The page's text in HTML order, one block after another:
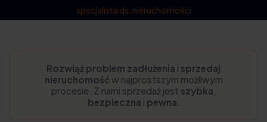
specjalista ds. nieruchomości
Rozwiąż problem zadłużenia i sprzedaj
nieruchomość w najprostszym możliwym
procesie. Z nami sprzedaż jest szybka
bezpieczna i pewna